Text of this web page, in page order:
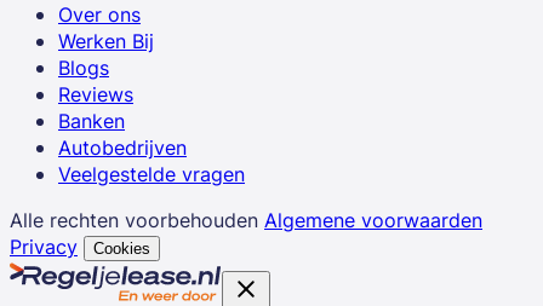
Over ons
Werken Bij
Blogs
Reviews
Banken
Autobedrijven
Veelgestelde vragen
Alle rechten voorbehouden Algemene voorwaarden
Privacy
Cookies